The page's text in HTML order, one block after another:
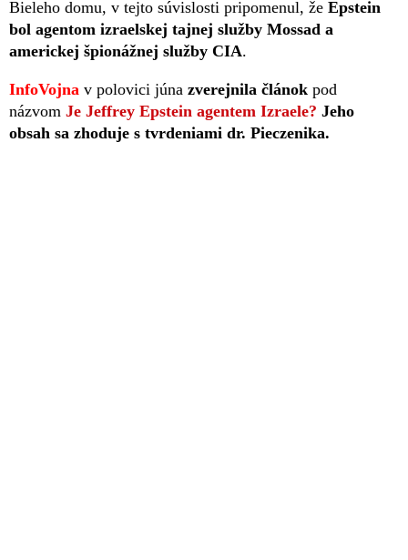
Bieleho domu, v tejto súvislosti pripomenul, že Epstein
bol agentom izraelskej tajnej služby Mossad a
americkej špionážnej služby CIA.
InfoVojna v polovici júna zverejnila článok pod
názvom Je Jeffrey Epstein agentem Izraele? Jeho
obsah sa zhoduje s tvrdeniami dr. Pieczenika.